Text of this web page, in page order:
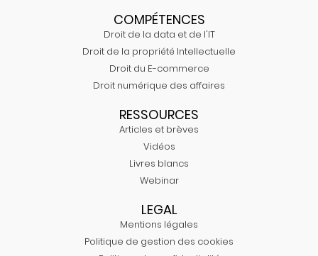
COMPÉTENCES
Droit de la data et de l'IT
Droit de la propriété Intellectuelle
Droit du E-commerce
Droit numérique des affaires
RESSOURCES
Articles et brèves
Vidéos
Livres blancs
Webinar
LEGAL
Mentions légales
Politique de gestion des cookies